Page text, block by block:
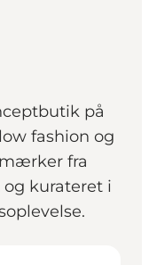
på
fashion og
fra
kurateret i